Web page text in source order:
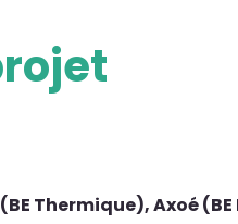
Thermique), Axoé (BE